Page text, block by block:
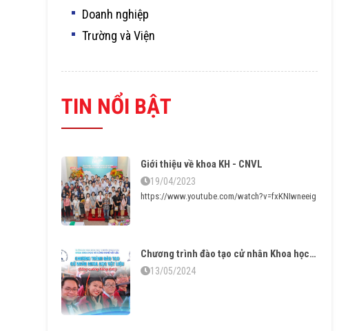
Doanh nghiệp
Trường và Viện
TIN NỔI BẬT
Giới thiệu về khoa KH - CNVL
19/04/2023
https://www.youtube.com/watch?v=fxKNIwneeig
Chương trình đào tạo cử nhân Khoa học Vật liệu tăng cường tiếng Anh – Vững chuyên môn thạo ngoại ngữ
13/05/2024